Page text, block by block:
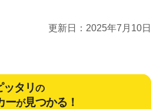
更新日： 2025年7月10日
ッタリの
ーが見つかる！